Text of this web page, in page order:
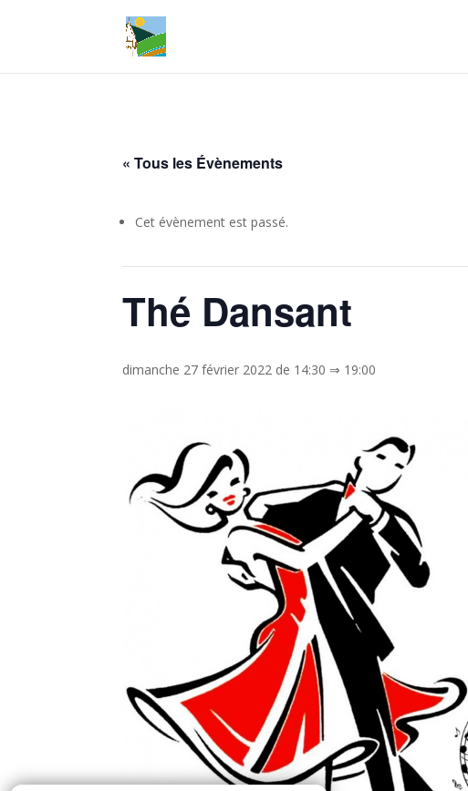
« Tous les Évènements
Cet évènement est passé.
Thé Dansant
dimanche 27 février 2022 de 14:30 ⇒ 19:00